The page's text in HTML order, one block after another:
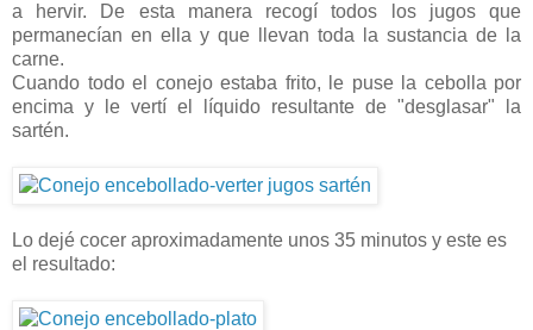
a hervir. De esta manera recogí todos los jugos que
permanecían en ella y que llevan toda la sustancia de la
carne.
Cuando todo el conejo estaba frito, le puse la cebolla por
encima y le vertí el líquido resultante de "desglasar" la
sartén.
Lo dejé cocer aproximadamente unos 35 minutos y este es
el resultado: